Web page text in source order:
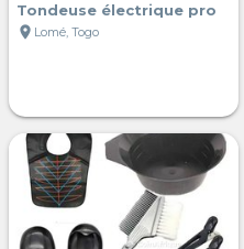
Tondeuse électrique pro
location_on Lomé, Togo